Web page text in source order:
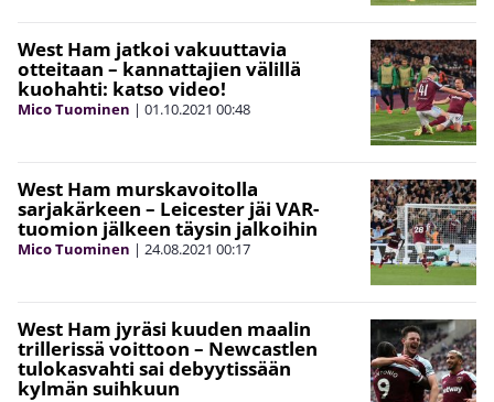
West Ham jatkoi vakuuttavia
otteitaan – kannattajien välillä
kuohahti: katso video!
Mico Tuominen | 01.10.2021 00:48
West Ham murskavoitolla
sarjakärkeen – Leicester jäi VAR-
tuomion jälkeen täysin jalkoihin
Mico Tuominen | 24.08.2021 00:17
West Ham jyräsi kuuden maalin
trillerissä voittoon – Newcastlen
tulokasvahti sai debyytissään
kylmän suihkuun